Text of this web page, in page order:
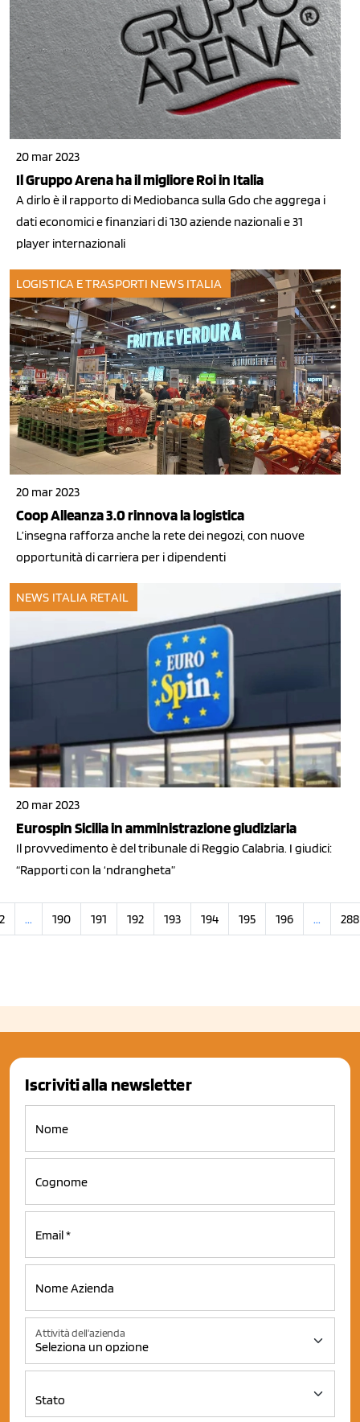
20 mar 2023
Il Gruppo Arena ha il migliore Roi in Italia
A dirlo è il rapporto di Mediobanca sulla Gdo che aggrega i
dati economici e finanziari di 130 aziende nazionali e 31
player internazionali
LOGISTICA E TRASPORTI NEWS ITALIA
20 mar 2023
Coop Alleanza 3.0 rinnova la logistica
L’insegna rafforza anche la rete dei negozi, con nuove
opportunità di carriera per i dipendenti
NEWS ITALIA RETAIL
20 mar 2023
Eurospin Sicilia in amministrazione giudiziaria
Il provvedimento è del tribunale di Reggio Calabria. I giudici:
“Rapporti con la ‘ndrangheta”
2 ... 190 191 192 193 194 195 196 ... 288
Iscriviti alla newsletter
Attività dell'azienda